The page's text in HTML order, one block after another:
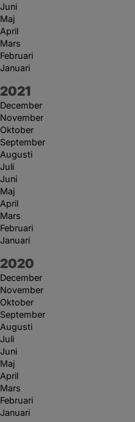
Juni
Maj
April
Mars
Februari
Januari
År:
2021
December
November
Oktober
September
Augusti
Juli
Juni
Maj
April
Mars
Februari
Januari
År:
2020
December
November
Oktober
September
Augusti
Juli
Juni
Maj
April
Mars
Februari
Januari